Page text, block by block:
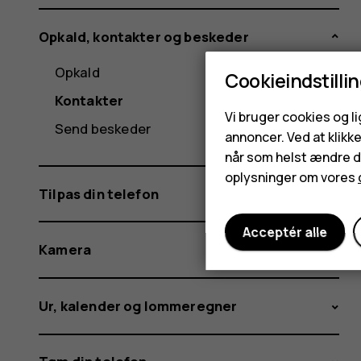
Opkald, kontakter og beskeder
Opkald
Kontakter
Send beskeder
Tilpas din telefon
Kamera
Ur, kalender og lommeregner
Vi bruger cookies og
annoncer. Ved at
når som helst ændre
oplysninger om vores
Acceptér alle